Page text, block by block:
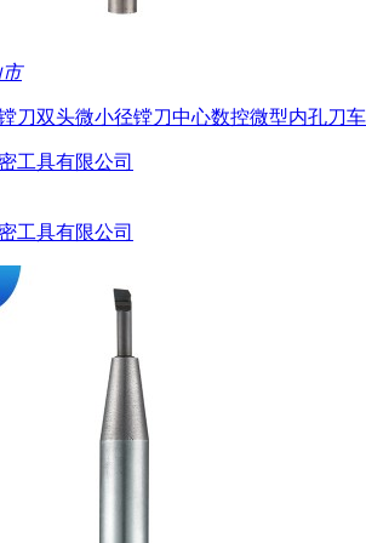
刀双头微小径镗刀中心数控微型内孔刀
工具有限公司
工具有限公司